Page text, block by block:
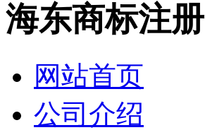
海东商标注册
网站首页
公司介绍